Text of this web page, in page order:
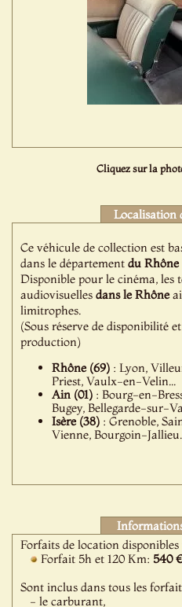
Cliquez sur la
Localisation
Ce véhicule de collection est
dans le départementdu Rhône
Disponible pour le cinéma, les
audiovisuellesdans le Rhône
limitrophes.
(Sous réserve de disponibilité
production)
Rhône (69) : Lyon,
Priest, Vaulx-en-Velin...
Ain (01) : Bourg-en-
Bugey, Bellegarde-sur-
Isère (38) : Grenoble,
Vienne, Bourgoin-
Forfaits de location
Forfait 5h et 120 Km:540
Sont inclus dans tous les
- le carburant,